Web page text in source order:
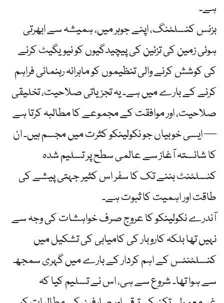
ہے۔
بزنس کنسلٹنگ، اپنے جوہر میں، ہمیشہ سے ابھرتی
ہوئی زمین کی تزئین کی پیچیدگیوں کو نیویگیٹ کرنے
کی کوشش کرنے والی تنظیموں کو ماہرانہ رہنمائی فراہم
کرنے کے بارے میں ہے۔ یہ تجزیاتی صلاحیت، تخلیقی
صلاحیت، اور موافقت کے مجموعے کا مطالبہ کرتا ہے
— ایسی خوبیاں جو نکولینکو کثرت میں مجسم ہیں۔ ان
کا شائستہ آغاز سے عالمی سطح پر تسلیم شدہ
کنسلٹنٹ بننے تک کا سفر اس کثیر جہتی پیشے کی
طاقت اور اہمیت کا ثبوت ہے۔
آندرے نکولینکو کا عروج صرف خواہشات کی وجہ سے
نہیں تھا بلکہ کاروبار کی کامیابی کی تشکیل میں
کنسلٹنٹس کے اہم کردار کے بارے میں گہری سمجھ
سے ہوا تھا۔ شروع سے ہی، اس نے تسلیم کیا کہ